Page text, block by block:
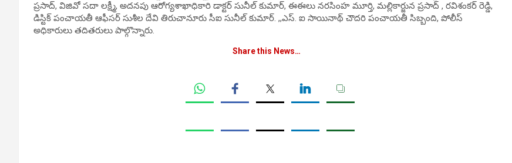
ప్రసాద్, విజివో సదా లక్ష్మీ, అదనపు ఆరోగ్యశాఖాధికారి డాక్టర్ సునీల్ కుమార్, ఈఈలు నరసింహ మూర్తి, మల్లికార్జున ప్రసాద్ , రవిశంకర్ రెడ్డి,
డిస్టిక్ పంచాయతీ ఆఫీసర్ సుశీల దేవి తిరుచానూరు సీఐ సునీల్ కుమార్. ,,ఎస్. ఐ సాయినాథ్ చౌదరి పంచాయతీ సిబ్బంది, పోలీస్
అధికారులు తదితరులు పాల్గొన్నారు.
Share this News…